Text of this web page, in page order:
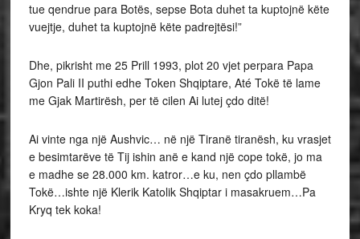
tue qendrue para Botës, sepse Bota duhet ta kuptojnë këte
vuejtje, duhet ta kuptojnë këte padrejtësi!”
Dhe, pikrisht me 25 Prill 1993, plot 20 vjet perpara Papa
Gjon Pali II puthi edhe Token Shqiptare, Até Tokë të lame
me Gjak Martirësh, per të cilen Ai lutej çdo ditë!
Ai vinte nga një Aushvic… në një Tiranë tiranësh, ku vrasjet
e besimtarëve të Tij ishin anë e kand një cope tokë, jo ma
e madhe se 28.000 km. katror…e ku, nen çdo pllambë
Tokë…ishte një Klerik Katolik Shqiptar i masakruem…Pa
Kryq tek koka!